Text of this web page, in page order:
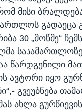
მისი
გადაეცა
30 „მოწმე“
სასამართლოზე
წარდგენილი
ავტორი იყო
გვეუბნება
ახლა გურწიევის